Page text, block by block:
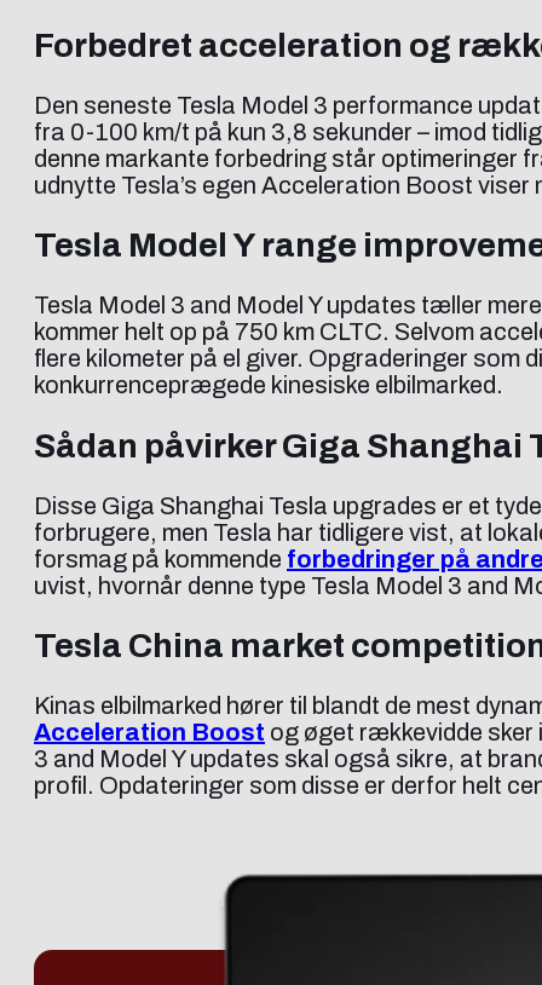
Forbedret acceleration og
Den seneste Tesla Model 3 performance
fra 0-100 km/t på kun 3,8 sekunder – imod
denne markante forbedring står optimeringer
udnytte Tesla’s egen Acceleration Boost
Tesla Model Y range
Tesla Model 3 and Model Y updates tæller
kommer helt op på 750 km CLTC. Selvom
flere kilometer på el giver. Opgraderinger som
konkurrenceprægede kinesiske elbilmarked.
Sådan påvirker Giga Shanghai
Disse Giga Shanghai Tesla upgrades er et
forbrugere, men Tesla har tidligere vist, at
forsmag på kommende forbedringer på
uvist, hvornår denne type Tesla Model 3 and
Tesla China market
Kinas elbilmarked hører til blandt de mest
Acceleration Boost og øget rækkevidde sker
3 and Model Y updates skal også sikre, at
profil. Opdateringer som disse er derfor helt